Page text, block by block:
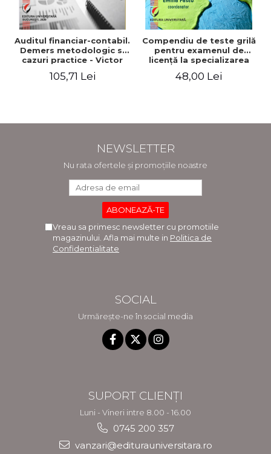
Auditul financiar-contabil.
Demers metodologic si
cazuri practice - Victor
105,71 Lei
Compendiu de teste grilă
pentru examenul de
licenţă la specializarea
turismului şi serviciilor"
48,00 Lei
NEWSLETTER
Nu rata ofertele și promoțiile noastre
Vreau sa primesc newsletter cu promotiile
magazinului. Afla mai multe in Politica de
Confidentialitate
SOCIAL
Urmărește-ne în social media
SUPORT CLIENȚI
Luni - Vineri intre 8.00 - 16.00
0745 200 357
vanzari@editurauniversitara.ro